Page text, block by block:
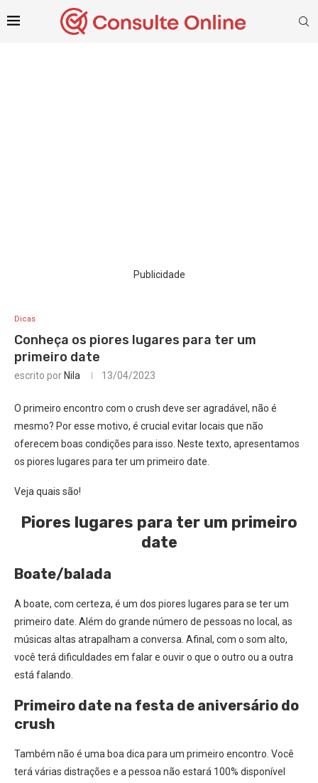
Publicidade
Dicas
Conheça os piores lugares para ter um
primeiro date
escrito por Nila 13/04/2023
O primeiro encontro com o crush deve ser agradável, não é
mesmo? Por esse motivo, é crucial evitar locais que não
oferecem boas condições para isso. Neste texto, apresentamos
os piores lugares para ter um primeiro date.
Veja quais são!
Piores lugares para ter um primeiro
date
Boate/balada
A boate, com certeza, é um dos piores lugares para se ter um
primeiro date. Além do grande número de pessoas no local, as
músicas altas atrapalham a conversa. Afinal, com o som alto,
você terá dificuldades em falar e ouvir o que o outro ou a outra
está falando.
Primeiro date na festa de aniversário do
crush
Também não é uma boa dica para um primeiro encontro. Você
terá várias distrações e a pessoa não estará 100% disponível